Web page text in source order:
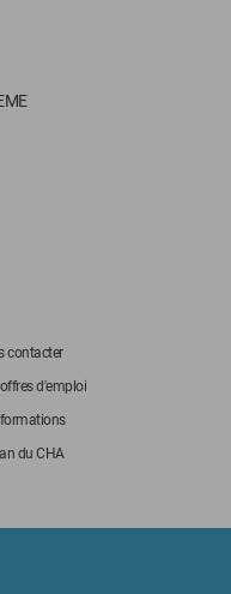
contacter
d'emploi
du CHA